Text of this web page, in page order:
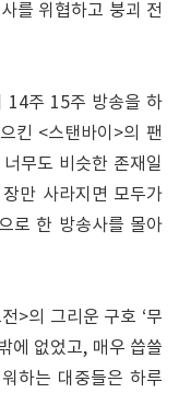
를 위협하고 붕괴 전
14주 15주 방송을 하
킨 <스탠바이>의 팬
무도 비슷한 존재일
만 사라지면 모두가
로 한 방송사를 몰아
>의 그리운 구호 ‘무
에 없었고, 매우 씁쓸
하는 대중들은 하루